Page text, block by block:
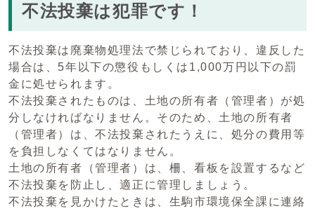
不法投棄は犯罪です！
不法投棄は廃棄物処理法で禁じられており、違反した
場合は、5年以下の懲役もしくは1,000万円以下の罰
金に処せられます。
不法投棄されたものは、土地の所有者（管理者）が処
分しなければなりません。そのため、土地の所有者
（管理者）は、不法投棄されたうえに、処分の費用等
を負担しなくてはなりません。
土地の所有者（管理者）は、柵、看板を設置するなど
不法投棄を防止し、適正に管理しましょう。
不法投棄を見かけたときは、生駒市環境保全課に連絡